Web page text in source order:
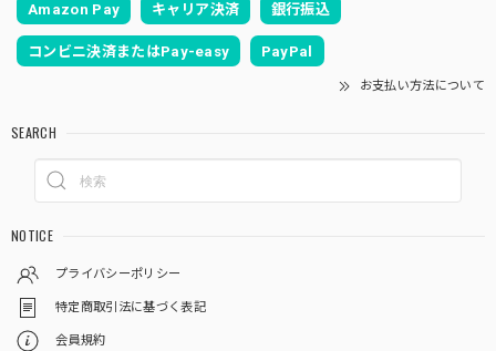
Amazon Pay キャリア決済 銀行振込
コンビニ決済またはPay-easy PayPal
お支払い方法について
SEARCH
NOTICE
プライバシーポリシー
特定商取引法に基づく表記
会員規約